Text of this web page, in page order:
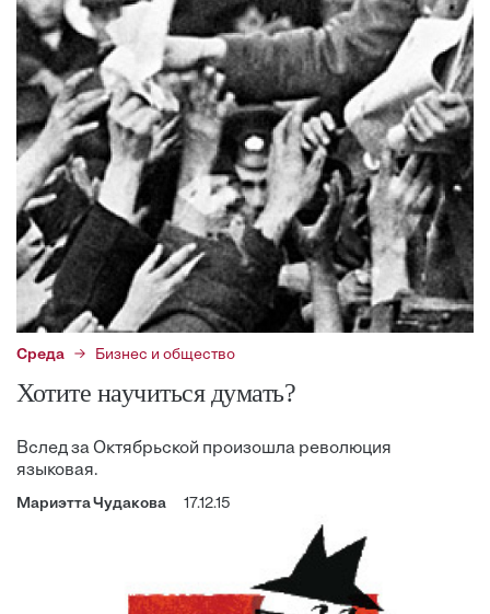
Среда Бизнес и общество
Хотите научиться думать?
Вслед за Октябрьской произошла революция
языковая.
Мариэтта Чудакова 17.12.15